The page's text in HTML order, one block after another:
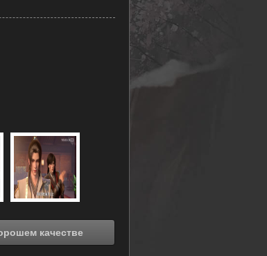
Непобедимый властелин (2023) в хорошем качестве